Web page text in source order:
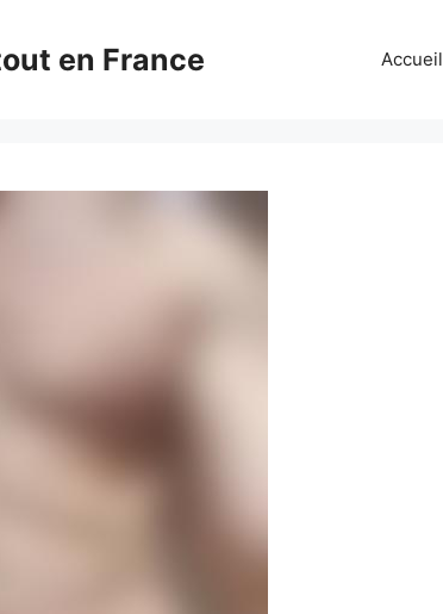
en France Accueil